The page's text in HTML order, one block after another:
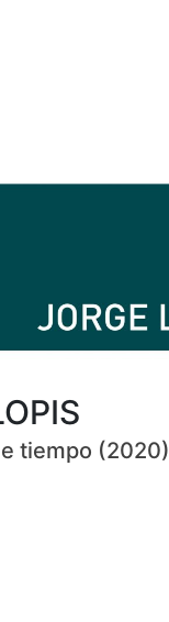
tiempo (2020)